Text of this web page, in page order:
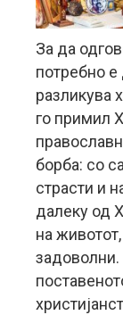
За да
потребно
разликува
го примил
борба: со
страсти и
далеку од
на